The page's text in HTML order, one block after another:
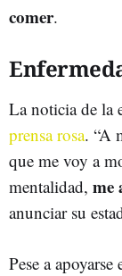
comer.
La noticia de la
prensa rosa. “A
que me voy a
mentalidad, me
anunciar su
Pese a